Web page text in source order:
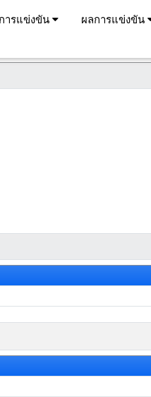
ารแข่งขัน ผลการแข่งขัน